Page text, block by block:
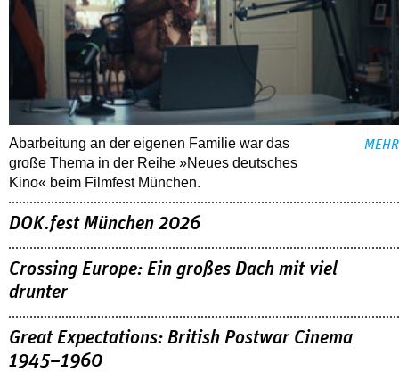
Abarbeitung an der eigenen Familie war das
große Thema in der Reihe »Neues deutsches
Kino« beim Filmfest München.
MEHR
DOK.fest München 2026
Crossing Europe: Ein großes Dach mit viel
drunter
Great Expectations: British Postwar Cinema
1945–1960